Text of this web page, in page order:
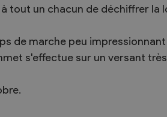
tout un chacun de déchiffrer la
de marche peu
s'effectue sur un versant